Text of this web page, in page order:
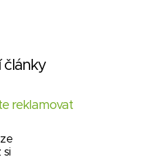
články
reklamovat
si